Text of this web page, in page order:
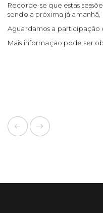
Recorde-se que estas
sendo a próxima já amanhã,
Aguardamos a participação
Mais informação pode ser